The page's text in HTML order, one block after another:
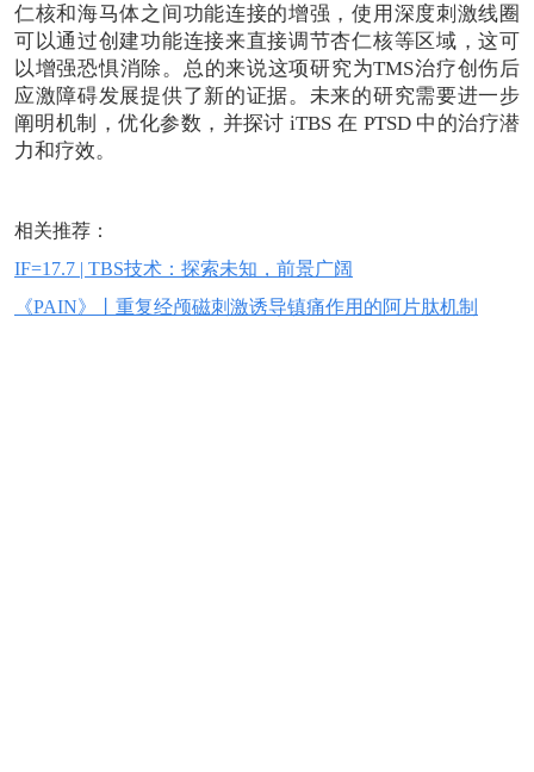
仁核和海马体之间功能连接的增强，使用深度刺激线圈
可以通过创建功能连接来直接调节杏仁核等区域，这可
以增强恐惧消除。总的来说这项研究为TMS治疗创伤后
应激障碍发展提供了新的证据。未来的研究需要进一步
阐明机制，优化参数，并探讨 iTBS 在 PTSD 中的治疗潜
力和疗效。
相关推荐：
IF=17.7 | TBS技术：探索未知，前景广阔
《PAIN》丨重复经颅磁刺激诱导镇痛作用的阿片肽机制